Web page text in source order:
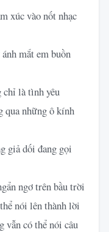
xúc vào nốt nhạc
mắt em buồn
chỉ là tình yêu
qua những ô kính
giả dối đang gọi
ngơ trên bầu trời
nói lên thành lời
vẫn có thể nói câu